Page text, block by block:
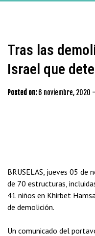
Tras las
Israel que
Posted on: 6 noviembre, 2020 -
BRUSELAS, jueves 05 de
de 70 estructuras,
41 niños en Khirbet
de demolición.
Un comunicado del